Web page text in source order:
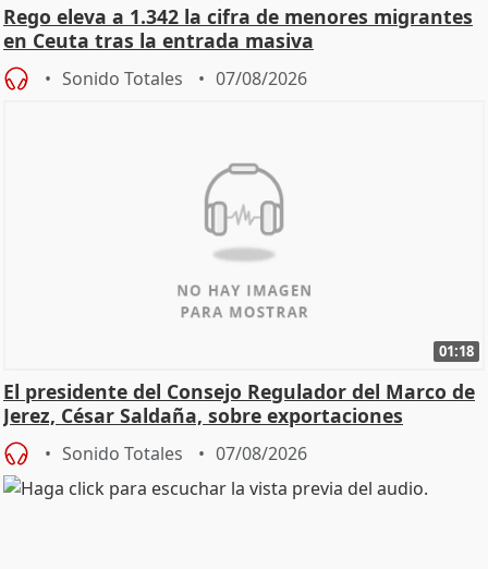
Rego eleva a 1.342 la cifra de menores migrantes
en Ceuta tras la entrada masiva
Sonido Totales 07/08/2026
01:18
El presidente del Consejo Regulador del Marco de
Jerez, César Saldaña, sobre exportaciones
Sonido Totales 07/08/2026